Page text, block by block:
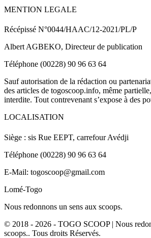
MENTION LEGALE
Récépissé N°0044/HAAC/12-2021/PL/P
Albert AGBEKO, Directeur de publication
Téléphone (00228) 90 96 63 64
Sauf autorisation de la rédaction ou
des articles de togoscoop.info, même
interdite. Tout contrevenant s’expose à des
LOCALISATION
Siège : sis Rue EEPT, carrefour Avédji
Téléphone (00228) 90 96 63 64
E-Mail: togoscoop@gmail.com
Lomé-Togo
Nous redonnons un sens aux scoops.
© 2018 - 2026 - TOGO SCOOP | Nous
scoops.. Tous droits Réservés.